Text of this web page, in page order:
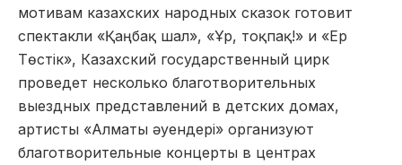
мотивам казахских народных сказок готовит
спектакли «Қаңбақ шал», «Ұр, тоқпақ!» и «Ер
Төстік», Казахский государственный цирк
проведет несколько благотворительных
выездных представлений в детских домах,
артисты «Алматы әуендері» организуют
благотворительные концерты в центрах